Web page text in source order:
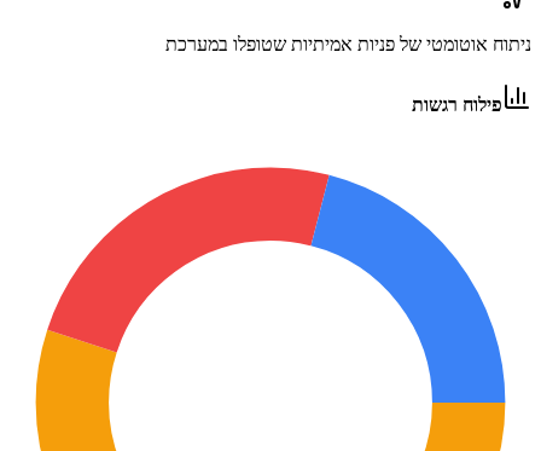
ניתוח אוטומטי של פניות אמיתיות שטופלו במערכת
פילוח רגשות